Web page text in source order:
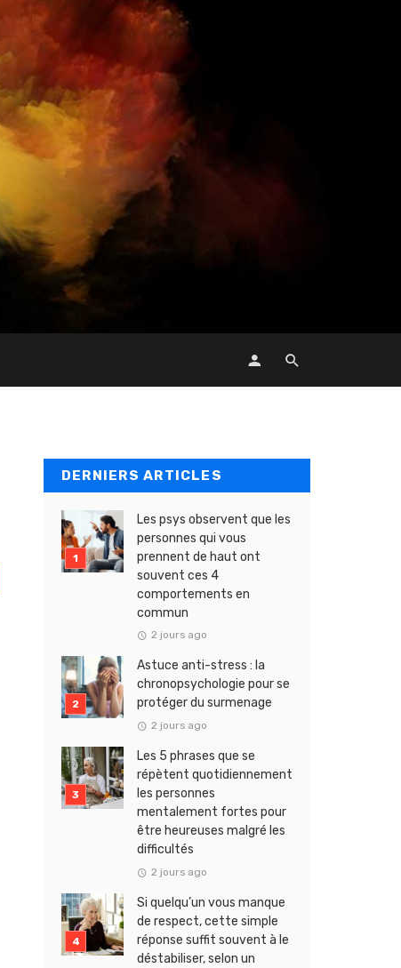
DERNIERS ARTICLES
Les psys observent que les
personnes qui vous
prennent de haut ont
souvent ces 4
comportements en
commun
2 jours ago
Astuce anti-stress : la
chronopsychologie pour se
protéger du surmenage
2 jours ago
Les 5 phrases que se
répètent quotidiennement
les personnes
mentalement fortes pour
être heureuses malgré les
difficultés
2 jours ago
Si quelqu’un vous manque
de respect, cette simple
réponse suffit souvent à le
déstabiliser, selon un